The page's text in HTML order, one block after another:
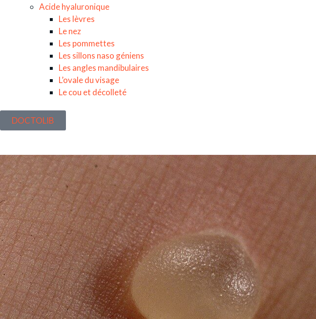
Acide hyaluronique
Les lèvres
Le nez
Les pommettes
Les sillons naso géniens
Les angles mandibulaires
L’ovale du visage
Le cou et décolleté
DOCTOLIB